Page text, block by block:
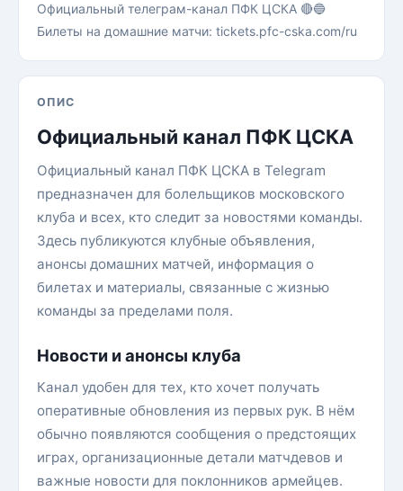
Официальный телеграм-канал ПФК ЦСКА 🔴🔵
Билеты на домашние матчи: tickets.pfc-cska.com/ru
ОПИС
Официальный канал ПФК ЦСКА
Официальный канал ПФК ЦСКА в Telegram
предназначен для болельщиков московского
клуба и всех, кто следит за новостями команды.
Здесь публикуются клубные объявления,
анонсы домашних матчей, информация о
билетах и материалы, связанные с жизнью
команды за пределами поля.
Новости и анонсы клуба
Канал удобен для тех, кто хочет получать
оперативные обновления из первых рук. В нём
обычно появляются сообщения о предстоящих
играх, организационные детали матчдевов и
важные новости для поклонников армейцев.